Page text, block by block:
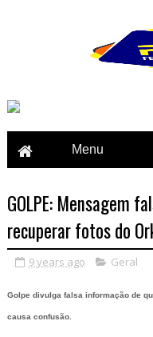
GOLPE: Mensagem
recuperar fotos do
9 years ago Geral
Golpe divulga falsa informação de
causa confusão.